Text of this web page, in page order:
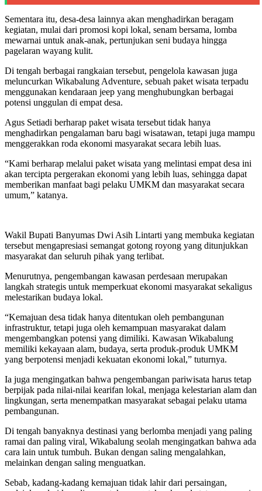
Sementara itu, desa-desa lainnya akan menghadirkan beragam
kegiatan, mulai dari promosi kopi lokal, senam bersama, lomba
mewarnai untuk anak-anak, pertunjukan seni budaya hingga
pagelaran wayang kulit.
Di tengah berbagai rangkaian tersebut, pengelola kawasan juga
meluncurkan Wikabalung Adventure, sebuah paket wisata terpadu
menggunakan kendaraan jeep yang menghubungkan berbagai
potensi unggulan di empat desa.
Agus Setiadi berharap paket wisata tersebut tidak hanya
menghadirkan pengalaman baru bagi wisatawan, tetapi juga mampu
menggerakkan roda ekonomi masyarakat secara lebih luas.
“Kami berharap melalui paket wisata yang melintasi empat desa ini
akan tercipta pergerakan ekonomi yang lebih luas, sehingga dapat
memberikan manfaat bagi pelaku UMKM dan masyarakat secara
umum,” katanya.
Wakil Bupati Banyumas Dwi Asih Lintarti yang membuka kegiatan
tersebut mengapresiasi semangat gotong royong yang ditunjukkan
masyarakat dan seluruh pihak yang terlibat.
Menurutnya, pengembangan kawasan perdesaan merupakan
langkah strategis untuk memperkuat ekonomi masyarakat sekaligus
melestarikan budaya lokal.
“Kemajuan desa tidak hanya ditentukan oleh pembangunan
infrastruktur, tetapi juga oleh kemampuan masyarakat dalam
mengembangkan potensi yang dimiliki. Kawasan Wikabalung
memiliki kekayaan alam, budaya, serta produk-produk UMKM
yang berpotensi menjadi kekuatan ekonomi lokal,” tuturnya.
Ia juga mengingatkan bahwa pengembangan pariwisata harus tetap
berpijak pada nilai-nilai kearifan lokal, menjaga kelestarian alam dan
lingkungan, serta menempatkan masyarakat sebagai pelaku utama
pembangunan.
Di tengah banyaknya destinasi yang berlomba menjadi yang paling
ramai dan paling viral, Wikabalung seolah mengingatkan bahwa ada
cara lain untuk tumbuh. Bukan dengan saling mengalahkan,
melainkan dengan saling menguatkan.
Sebab, kadang-kadang kemajuan tidak lahir dari persaingan,